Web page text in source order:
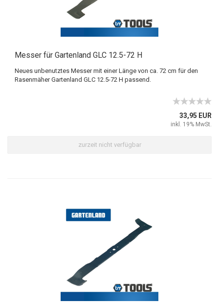
Messer für Gartenland GLC 12.5-72 H
Neues unbenutztes Messer mit einer Länge von ca. 72 cm für den
Rasenmäher Gartenland GLC 12.5-72 H passend.
33,95 EUR
inkl. 19% MwSt.
zurzeit nicht verfügbar